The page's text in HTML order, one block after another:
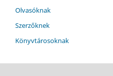
Olvasóknak
Szerzőknek
Könyvtárosoknak